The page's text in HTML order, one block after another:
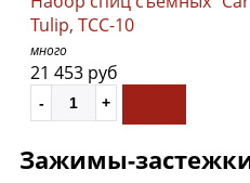
Tulip, TCC-10
много
21 453 руб
Зажимы-